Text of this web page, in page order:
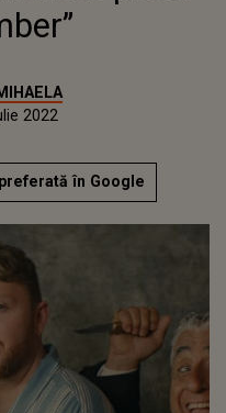
2022
în Google